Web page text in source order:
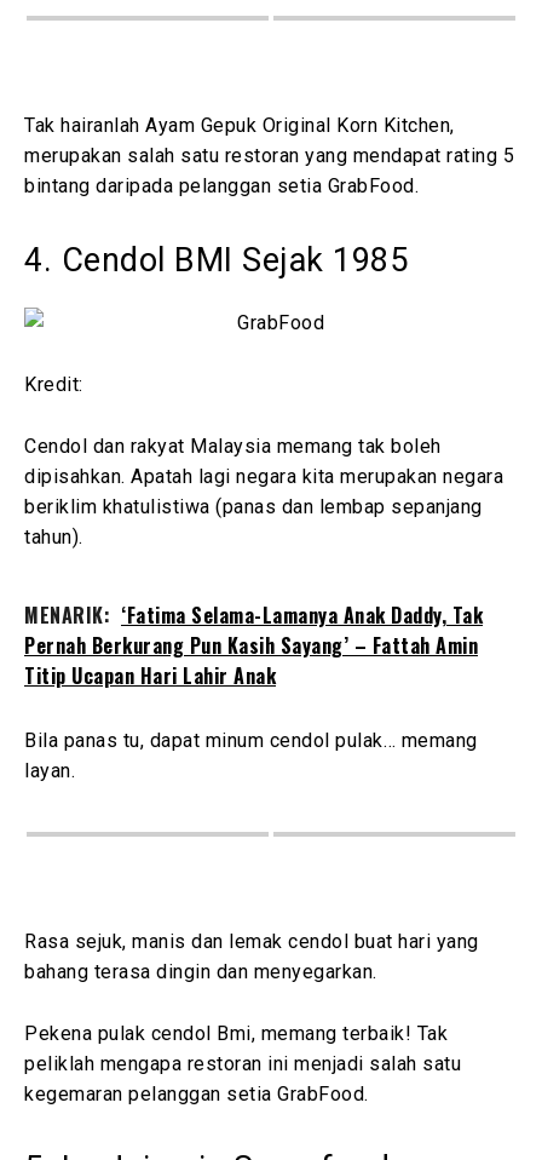
Tak hairanlah Ayam Gepuk Original Korn Kitchen,
merupakan salah satu restoran yang mendapat rating 5
bintang daripada pelanggan setia GrabFood.
4. Cendol BMI Sejak 1985
Kredit:
Cendol dan rakyat Malaysia memang tak boleh
dipisahkan. Apatah lagi negara kita merupakan negara
beriklim khatulistiwa (panas dan lembap sepanjang
tahun).
MENARIK: ‘Fatima Selama-Lamanya Anak Daddy, Tak
Pernah Berkurang Pun Kasih Sayang’ – Fattah Amin
Titip Ucapan Hari Lahir Anak
Bila panas tu, dapat minum cendol pulak… memang
layan.
Rasa sejuk, manis dan lemak cendol buat hari yang
bahang terasa dingin dan menyegarkan.
Pekena pulak cendol Bmi, memang terbaik! Tak
peliklah mengapa restoran ini menjadi salah satu
kegemaran pelanggan setia GrabFood.